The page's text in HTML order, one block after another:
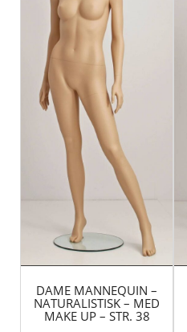
DAME MANNEQUIN –
NATURALISTISK – MED
MAKE UP – STR. 38